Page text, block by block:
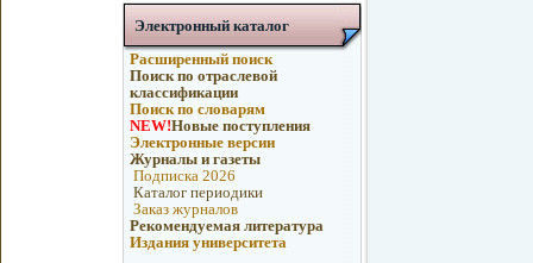
Электронный каталог
Расширенный поиск
Поиск по отраслевой
классификации
Поиск по словарям
NEW!Новые поступления
Электронные версии
Журналы и газеты
Подписка 2026
Каталог периодики
Заказ журналов
Рекомендуемая литература
Издания университета